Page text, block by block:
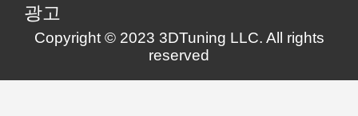
광고
Copyright © 2023 3DTuning LLC. All rights
reserved